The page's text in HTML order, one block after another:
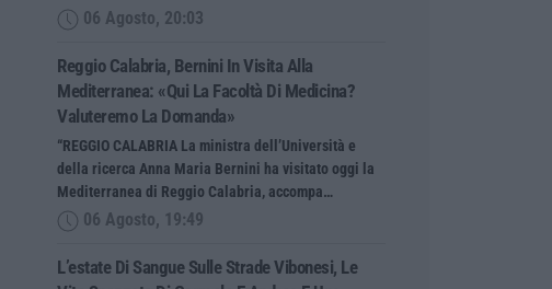
06 Agosto, 20:03
Reggio Calabria, Bernini In Visita Alla
Mediterranea: «Qui La Facoltà Di Medicina?
Valuteremo La Domanda»
“REGGIO CALABRIA La ministra dell’Università e
della ricerca Anna Maria Bernini ha visitato oggi la
Mediterranea di Reggio Calabria, accompa…
06 Agosto, 19:49
L’estate Di Sangue Sulle Strade Vibonesi, Le